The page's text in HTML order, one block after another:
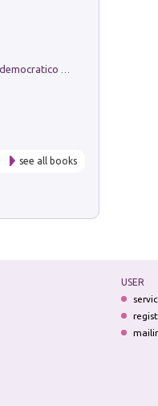
see all books
USER